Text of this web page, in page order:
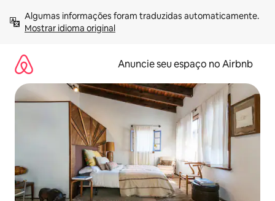
para
Mostrar idioma original
Anuncie seu espaço no Airbnb